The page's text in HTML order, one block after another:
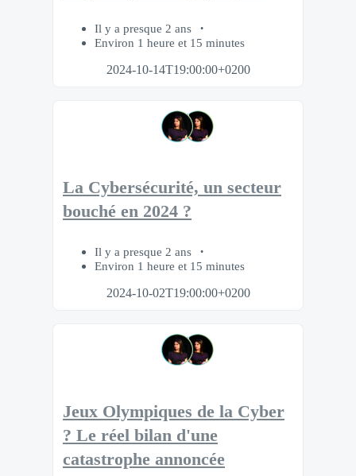
Il y a presque 2 ans
Environ 1 heure et 15 minutes
2024-10-14T19:00:00+0200
La Cybersécurité, un secteur
bouché en 2024 ?
Il y a presque 2 ans
Environ 1 heure et 15 minutes
2024-10-02T19:00:00+0200
Jeux Olympiques de la Cyber
? Le réel bilan d'une
catastrophe annoncée